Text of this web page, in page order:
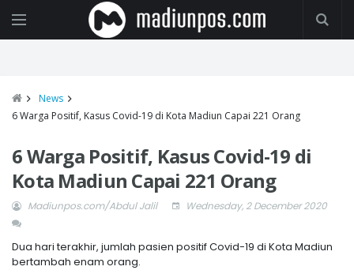
News
6 Warga Positif, Kasus Covid-19 di Kota Madiun Capai 221 Orang
6 Warga Positif, Kasus Covid-19 di
Kota Madiun Capai 221 Orang
Madiunpos.com/Abdul Jalil Wednesday, 2 December 2020
Dua hari terakhir, jumlah pasien positif Covid-19 di Kota Madiun
bertambah enam orang.